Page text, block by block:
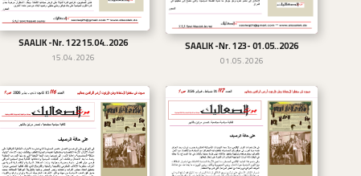
تحميل
SAALIK -Nr. 123- 01.05..2026
01.05.2026
تحميل
SAALIK -Nr. 122 15.04..2026
15.04.2026